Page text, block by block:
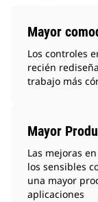
Mayor
Los controles
recién
trabajo más
Mayor
Las mejoras
los sensibles
una mayor
aplicaciones